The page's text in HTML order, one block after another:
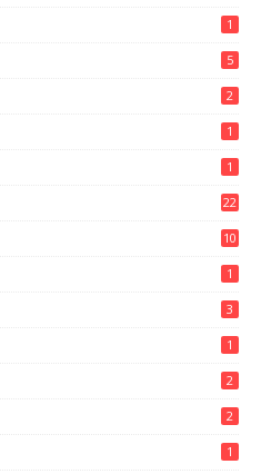
1
5
2
1
1
22
10
1
3
1
2
2
1